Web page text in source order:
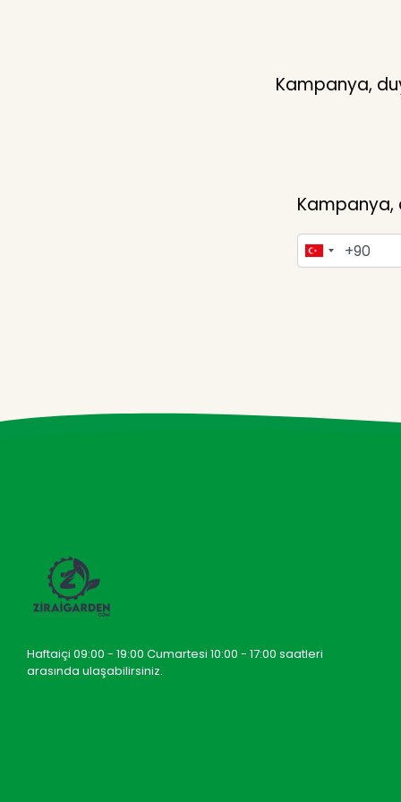
Kampanya,
Kampanya,
Haftaiçi 09:00 - 19:00 Cumartesi 10:00 - 17:00 saatleri
arasında ulaşabilirsiniz.